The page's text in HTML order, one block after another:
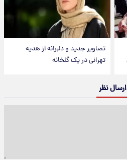
تصاویر جدید و دلبرانه از هدیه
تهرانی در یک گلخانه
ارسال نظر